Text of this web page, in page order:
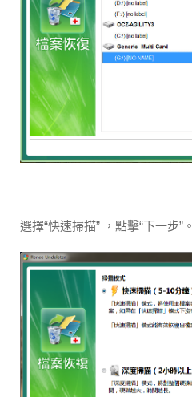
選擇“快速掃描” ，點擊“下一步”。